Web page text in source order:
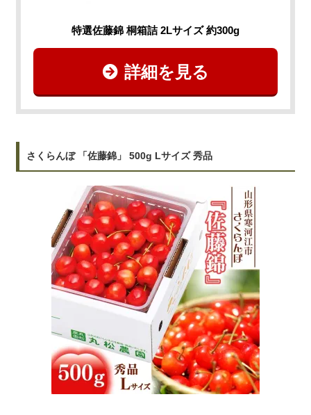
特選佐藤錦 桐箱詰 2Lサイズ 約300g
詳細を見る
さくらんぼ 「佐藤錦」 500g Lサイズ 秀品